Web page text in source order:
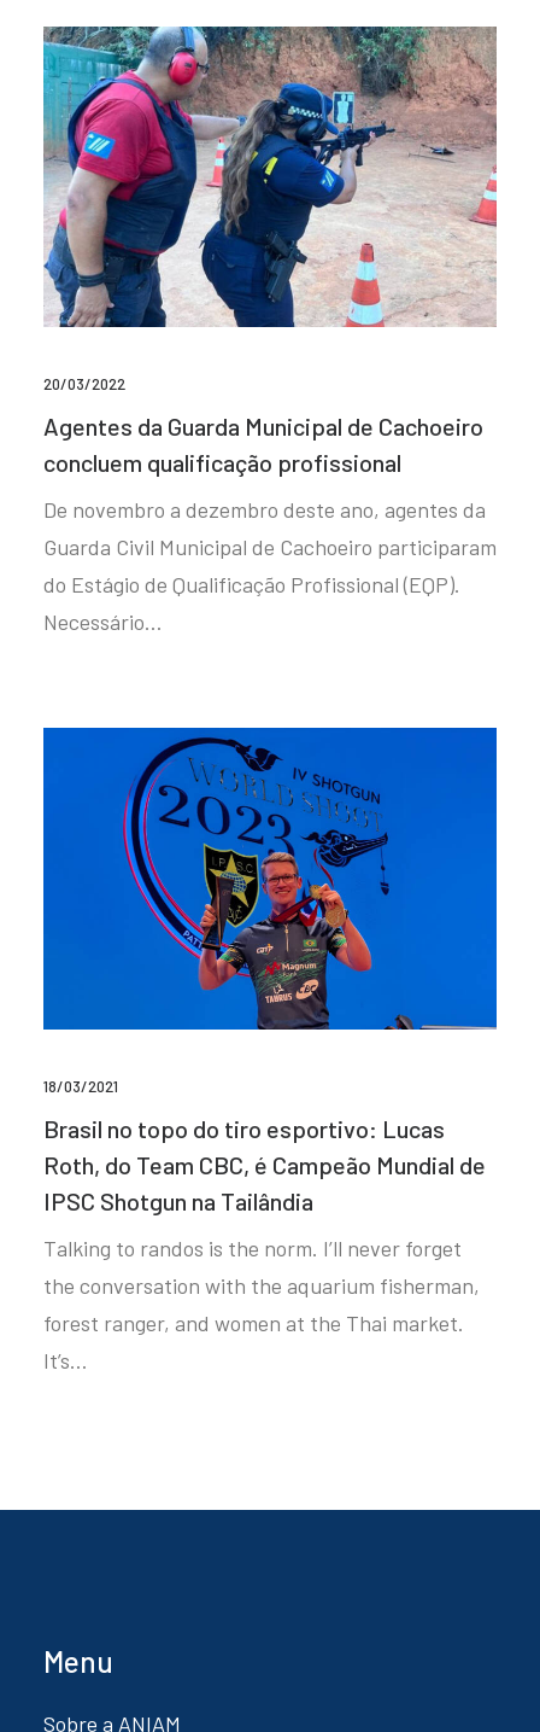
20/03/2022
Agentes da Guarda Municipal de Cachoeiro
concluem qualificação profissional
De novembro a dezembro deste ano, agentes da
Guarda Civil Municipal de Cachoeiro participaram
do Estágio de Qualificação Profissional (EQP).
Necessário…
18/03/2021
Brasil no topo do tiro esportivo: Lucas
Roth, do Team CBC, é Campeão Mundial de
IPSC Shotgun na Tailândia
Talking to randos is the norm. I’ll never forget
the conversation with the aquarium fisherman,
forest ranger, and women at the Thai market.
It’s…
Menu
Sobre a ANIAM